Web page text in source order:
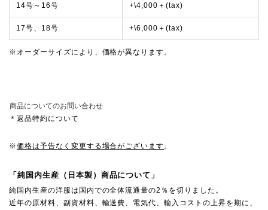
14号～16号 +\4,000＋(tax)
17号、18号 +\6,000＋(tax)
※オーダーサイズにより、価格が異なります。
商品についてのお問い合わせ
＊返品特約について
※価格は予告なく変更する場合がございます 。
「純国内生産（日本製）商品について」
純国内生産の洋服は国内での全体流通量の2％を切りました。
近年の原材料、副資材料、輸送費、電気代、輸入コストの上昇を期に、